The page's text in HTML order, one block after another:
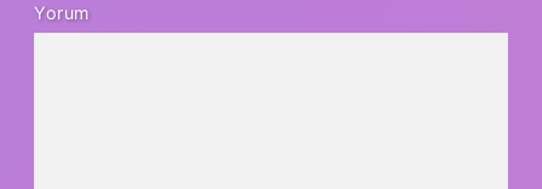
Yorum